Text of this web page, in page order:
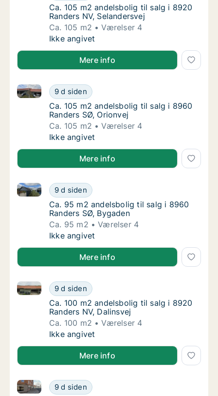
Ca. 105 m2 andelsbolig til salg i 8920
Ca. 105 m2 andelsbolig til salg i 8920
Randers NV, Selandersvej
Ca. 105 m2
Værelser 4
Ca. 105 m2 andelsbolig til salg i 8920
Ikke angivet
Mere info
Ca. 105 m2 andelsbolig til salg i 8960
9 d siden
Ca. 105 m2 andelsbolig til salg i 8960 Randers SØ,
Ca. 105 m2 andelsbolig til salg i 8960
Ca. 105 m2 andelsbolig til salg i 8960
Randers SØ, Orionvej
Ca. 105 m2
Værelser 4
Ca. 105 m2 andelsbolig til salg i 8960
Ikke angivet
Mere info
Ca. 95 m2 andelsbolig til salg i 8960
9 d siden
Ca. 95 m2 andelsbolig til salg i 8960 Randers SØ,
Ca. 95 m2 andelsbolig til salg i 8960
Ca. 95 m2 andelsbolig til salg i 8960
Randers SØ, Bygaden
Ca. 95 m2
Værelser 4
Ca. 95 m2 andelsbolig til salg i 8960
Ikke angivet
Mere info
Ca. 100 m2 andelsbolig til salg i 8920
9 d siden
Ca. 100 m2 andelsbolig til salg i 8920 Randers NV,
Ca. 100 m2 andelsbolig til salg i 8920
Ca. 100 m2 andelsbolig til salg i 8920
Randers NV, Dalinsvej
Ca. 100 m2
Værelser 4
Ca. 100 m2 andelsbolig til salg i 8920
Ikke angivet
Mere info
Ca. 125 m2 andelsbolig til salg i 8900
9 d siden
Ca. 125 m2 andelsbolig til salg i 8900 Randers C,